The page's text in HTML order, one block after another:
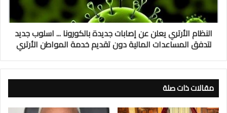
النظام الأرتري يعلن عن إصابات جديدة بالكورونا ... اسلوب جديد
لتدفق المساعدات المالية دون تقديم خدمة المواطن الأرتري
مقالات ذات صلة